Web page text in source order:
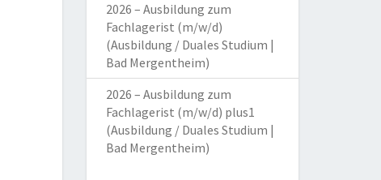
2026 – Ausbildung zum
Fachlagerist (m/w/d)
(Ausbildung / Duales Studium |
Bad Mergentheim)
2026 – Ausbildung zum
Fachlagerist (m/w/d) plus1
(Ausbildung / Duales Studium |
Bad Mergentheim)